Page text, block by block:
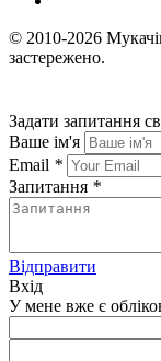
© 2010-2026
застережено.
Задати запитання
Ваше ім'я
Email *
Запитання *
Відправити
Вхід
У мене вже є